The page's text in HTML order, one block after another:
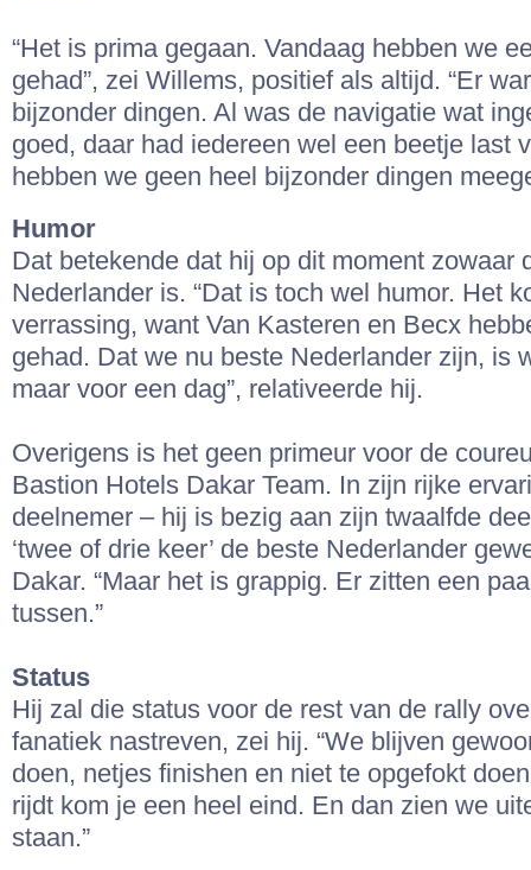
“Het is prima gegaan. Vandaag hebben we
gehad”, zei Willems, positief als altijd. “Er
bijzonder dingen. Al was de navigatie wat
goed, daar had iedereen wel een beetje last
hebben we geen heel bijzonder dingen
Humor
Dat betekende dat hij op dit moment zowaar
Nederlander is. “Dat is toch wel humor. Het
verrassing, want Van Kasteren en Becx
gehad. Dat we nu beste Nederlander zijn, is
maar voor een dag”, relativeerde hij.
Overigens is het geen primeur voor de
Bastion Hotels Dakar Team. In zijn rijke
deelnemer – hij is bezig aan zijn twaalfde
‘twee of drie keer’ de beste Nederlander
Dakar. “Maar het is grappig. Er zitten een
tussen.”
Status
Hij zal die status voor de rest van de rally
fanatiek nastreven, zei hij. “We blijven
doen, netjes finishen en niet te opgefokt
rijdt kom je een heel eind. En dan zien we
staan.”